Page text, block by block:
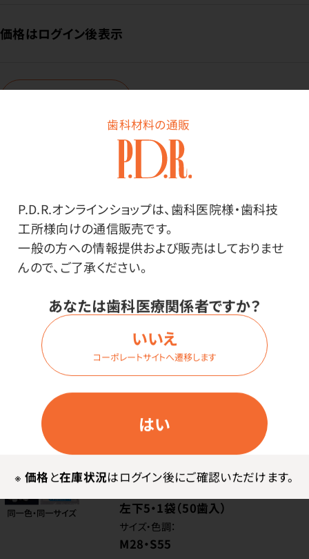
歯科材料の通販
P.D.R.オンラインショップは、歯科医院様・歯科技
工所様向けの通信販売です。
一般の方への情報提供および販売はしておりませ
んので、ご了承ください。
あなたは歯科医療関係者ですか？
はい
いいえ
コーポレートサイトへ遷移します
※ 価格と在庫状況はログイン後にご確認いただけます。
価格はログイン後表示
商品番号：86-0013
部位・内容量：
左下4・1袋（50歯入）
サイズ・色調：
M28・S55
価格はログイン後表示
在庫：
左下5・1袋（50歯入）
サイズ・色調：
M28・S55